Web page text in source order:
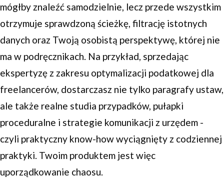
mógłby znaleźć samodzielnie, lecz przede wszystkim
otrzymuje sprawdzoną ścieżkę, filtrację istotnych
danych oraz Twoją osobistą perspektywę, której nie
ma w podręcznikach. Na przykład, sprzedając
ekspertyzę z zakresu optymalizacji podatkowej dla
freelancerów, dostarczasz nie tylko paragrafy ustaw,
ale także realne studia przypadków, pułapki
proceduralne i strategie komunikacji z urzędem -
czyli praktyczny know-how wyciągnięty z codziennej
praktyki. Twoim produktem jest więc
uporządkowanie chaosu.